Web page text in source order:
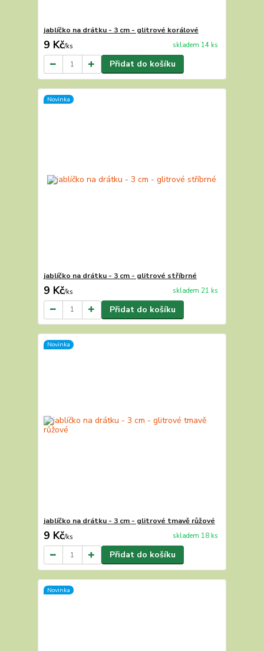
jablíčko na drátku - 3 cm - glitrové korálové
9 Kč/ks skladem 14 ks
Přidat do košíku
Novinka
jablíčko na drátku - 3 cm - glitrové stříbrné
9 Kč/ks skladem 21 ks
Přidat do košíku
Novinka
jablíčko na drátku - 3 cm - glitrové tmavě růžové
9 Kč/ks skladem 18 ks
Přidat do košíku
Novinka